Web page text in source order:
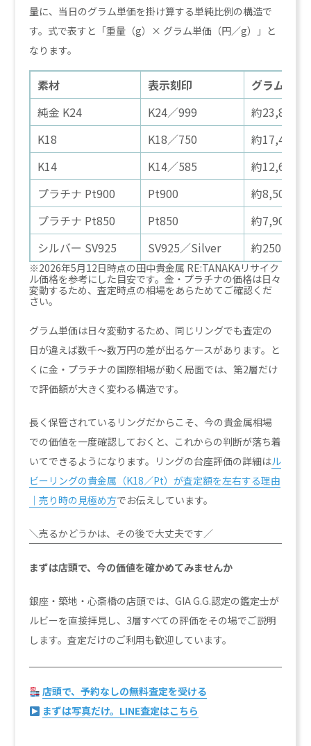
量に、当日のグラム単価を掛け算する単純比例の構造で
す。式で表すと「重量（g）× グラム単価（円／g）」と
なります。
素材 表示刻印
グラム単
純金 K24
K24／999
約23,800
K18
K18／750
約17,400
K14
K14／585
約12,600
プラチナ Pt900
Pt900
約8,500円
プラチナ Pt850
Pt850
約7,900円
シルバー SV925
SV925／Silver 約250円／g
※2026年5月12日時点の田中貴金属 RE:TANAKAリサイク
ル価格を参考にした目安です。金・プラチナの価格は日々
変動するため、査定時点の相場をあらためてご確認くだ
さい。
グラム単価は日々変動するため、同じリングでも査定の
日が違えば数千〜数万円の差が出るケースがあります。と
くに金・プラチナの国際相場が動く局面では、第2層だけ
で評価額が大きく変わる構造です。
長く保管されているリングだからこそ、今の貴金属相場
での価値を一度確認しておくと、これからの判断が落ち着
いてできるようになります。リングの台座評価の詳細はル
ビーリングの貴金属（K18／Pt）が査定額を左右する理由
｜売り時の見極め方でお伝えしています。
＼売るかどうかは、その後で大丈夫です／
まずは店頭で、今の価値を確かめてみませんか
銀座・築地・心斎橋の店頭では、GIA G.G.認定の鑑定士が
ルビーを直接拝見し、3層すべての評価をその場でご説明
します。査定だけのご利用も歓迎しています。
店頭で、予約なしの無料査定を受ける
まずは写真だけ。LINE査定はこちら